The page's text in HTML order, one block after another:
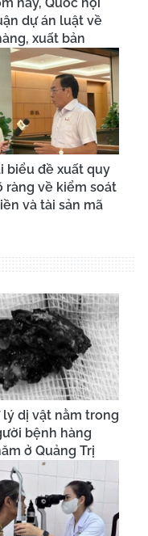
dự án luật về
xuất bản
biểu đề xuất quy
ràng về kiểm soát
và tài sản mã
lý dị vật nằm trong
bệnh hàng
ở Quảng Trị